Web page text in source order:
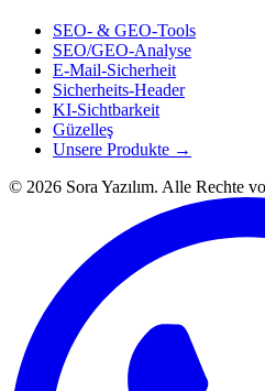
SEO- & GEO-Tools
SEO/GEO-Analyse
E-Mail-Sicherheit
Sicherheits-Header
KI-Sichtbarkeit
Güzelleş
Unsere Produkte →
© 2026 Sora Yazılım. Alle Rechte